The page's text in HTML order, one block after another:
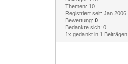
Themen: 10
Registriert seit: Jan 2006
Bewertung: 0
Bedankte sich: 0
1x gedankt in 1 Beiträgen